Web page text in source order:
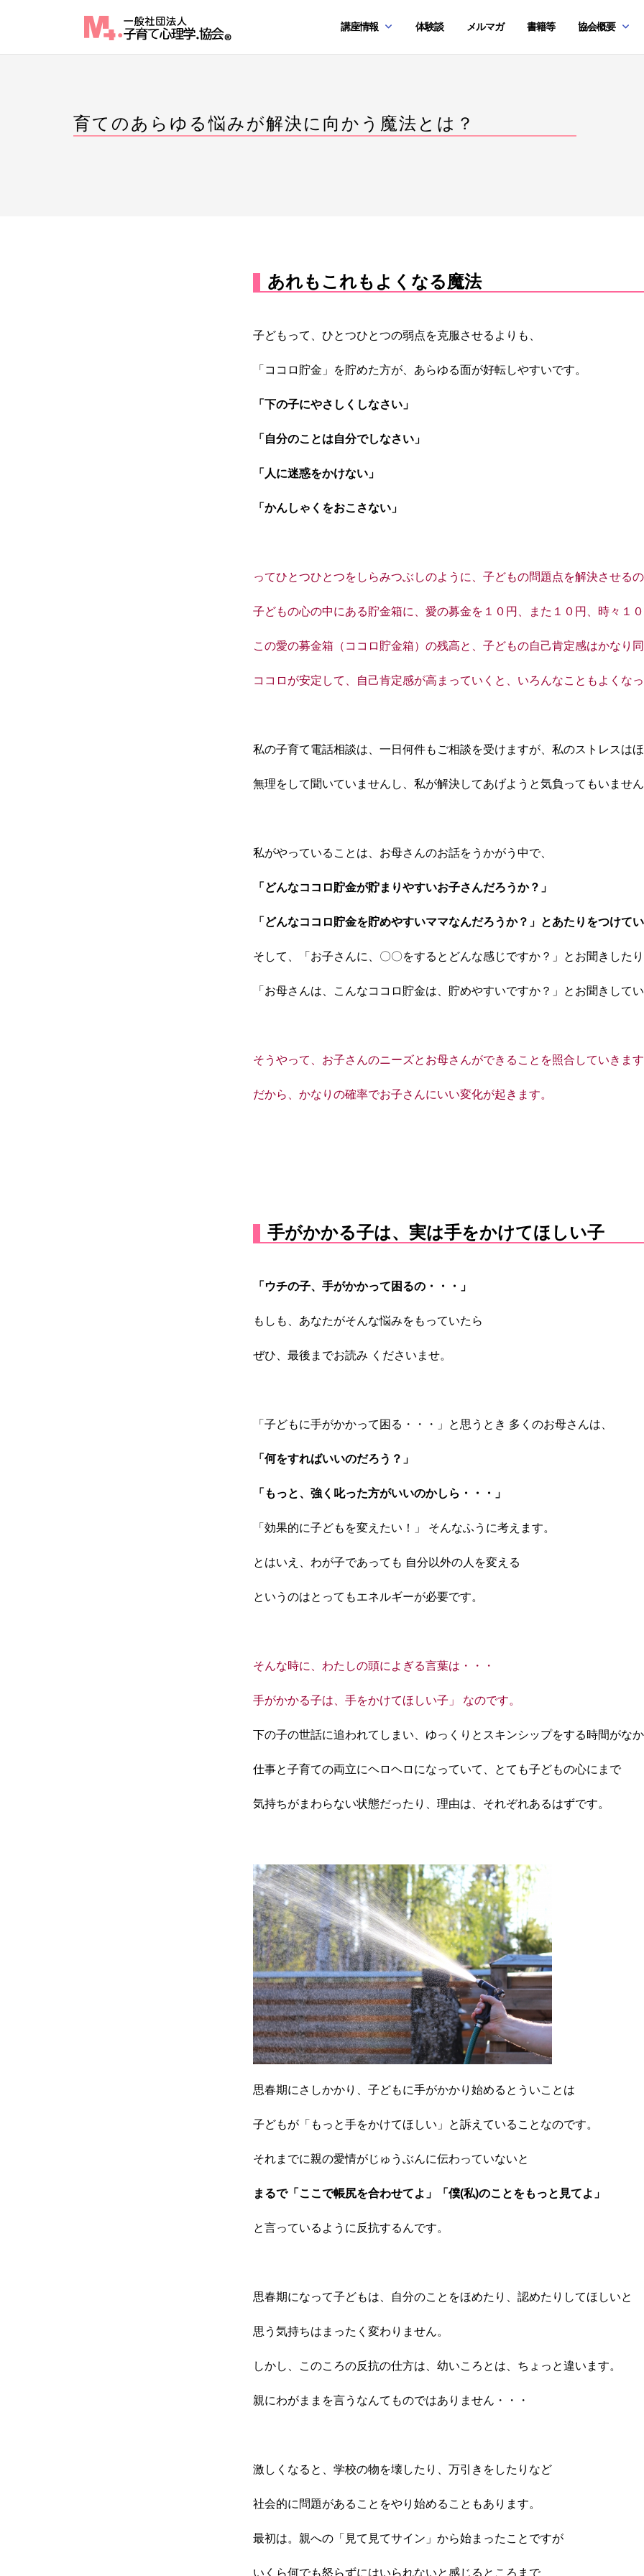
講座情報 体験談 メルマガ 書籍等 協会概要
育てのあらゆる悩みが解決に向かう魔法とは？
あれもこれもよくなる魔法
子どもって、ひとつひとつの弱点を克服させるよりも、
「ココロ貯金」を貯めた方が、あらゆる面が好転しやすいです。
「下の子にやさしくしなさい」
「自分のことは自分でしなさい」
「人に迷惑をかけない」
「かんしゃくをおこさない」
ってひとつひとつをしらみつぶしのように、子どもの問題点を解決させる
子どもの心の中にある貯金箱に、愛の募金を１０円、また１０円、時々１
この愛の募金箱（ココロ貯金箱）の残高と、子どもの自己肯定感はかなり
ココロが安定して、自己肯定感が高まっていくと、いろんなこともよくな
私の子育て電話相談は、一日何件もご相談を受けますが、私のストレスは
無理をして聞いていませんし、私が解決してあげようと気負ってもいませ
私がやっていることは、お母さんのお話をうかがう中で、
「どんなココロ貯金が貯まりやすいお子さんだろうか？」
「どんなココロ貯金を貯めやすいママなんだろうか？」とあたりをつけて
そして、「お子さんに、〇〇をするとどんな感じですか？」とお聞きした
「お母さんは、こんなココロ貯金は、貯めやすいですか？」とお聞きして
そうやって、お子さんのニーズとお母さんができることを照合していきま
だから、かなりの確率でお子さんにいい変化が起きます。
手がかかる子は、実は手をかけてほしい子
「ウチの子、手がかかって困るの・・・」
もしも、あなたがそんな悩みをもっていたら
ぜひ、最後までお読み くださいませ。
「子どもに手がかかって困る・・・」と思うとき 多くのお母さんは、
「何をすればいいのだろう？」
「もっと、強く叱った方がいいのかしら・・・」
「効果的に子どもを変えたい！」 そんなふうに考えます。
とはいえ、わが子であっても 自分以外の人を変える
というのはとってもエネルギーが必要です。
そんな時に、わたしの頭によぎる言葉は・・・
手がかかる子は、手をかけてほしい子」 なのです。
下の子の世話に追われてしまい、ゆっくりとスキンシップをする時間がな
仕事と子育ての両立にヘロヘロになっていて、 とても子どもの心にまで
気持ちがまわらない状態だったり、理由は、それぞれあるはずです。
思春期にさしかかり、子どもに手がかかり始めるとういことは
子どもが「もっと手をかけてほしい」 と訴えていることなのです。
それまでに親の愛情がじゅうぶんに伝わっていないと
まるで「ここで帳尻を合わせてよ」「僕(私)のことをもっと見てよ」
と言っているように反抗するんです。
思春期になって子どもは、自分のことをほめたり、認めたりしてほしいと
思う気持ちはまったく変わりません。
しかし、このころの反抗の仕方は、幼いころとは、ちょっと違います。
親にわがままを言うなんてものではありません・・・
激しくなると、学校の物を壊したり、万引きをしたりなど
社会的に問題があることをやり始めることもあります。
最初は。親への「見て見てサイン」から始まったことですが
いくら何でも怒らずにはいられないと感じるところまで